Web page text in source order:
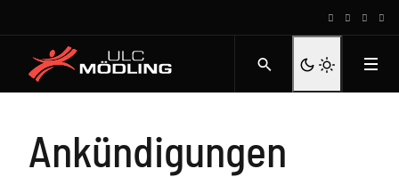
Ankündigungen